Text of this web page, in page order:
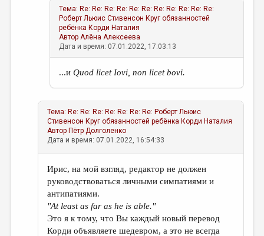
Тема: Re: Re: Re: Re: Re: Re: Re: Re: Re: Re: Re:
Роберт Льюис Стивенсон Круг обязанностей
ребёнка Корди Наталия
АвторАлёна Алексеева
Дата и время: 07.01.2022, 17:03:13
...иQuod licet Iovi, non licet bovi.
Тема: Re: Re: Re: Re: Re: Re: Re: Роберт Льюис
Стивенсон Круг обязанностей ребёнка Корди Наталия
Автор Пётр Долголенко
Дата и время: 07.01.2022, 16:54:33
Ирис, на мой взгляд, редактор не должен
руководствоваться личными симпатиями и
антипатиями.
"At least as far as he is able."
Это я к тому, что Вы каждый новый перевод
Корди объявляете шедевром, а это не всегда